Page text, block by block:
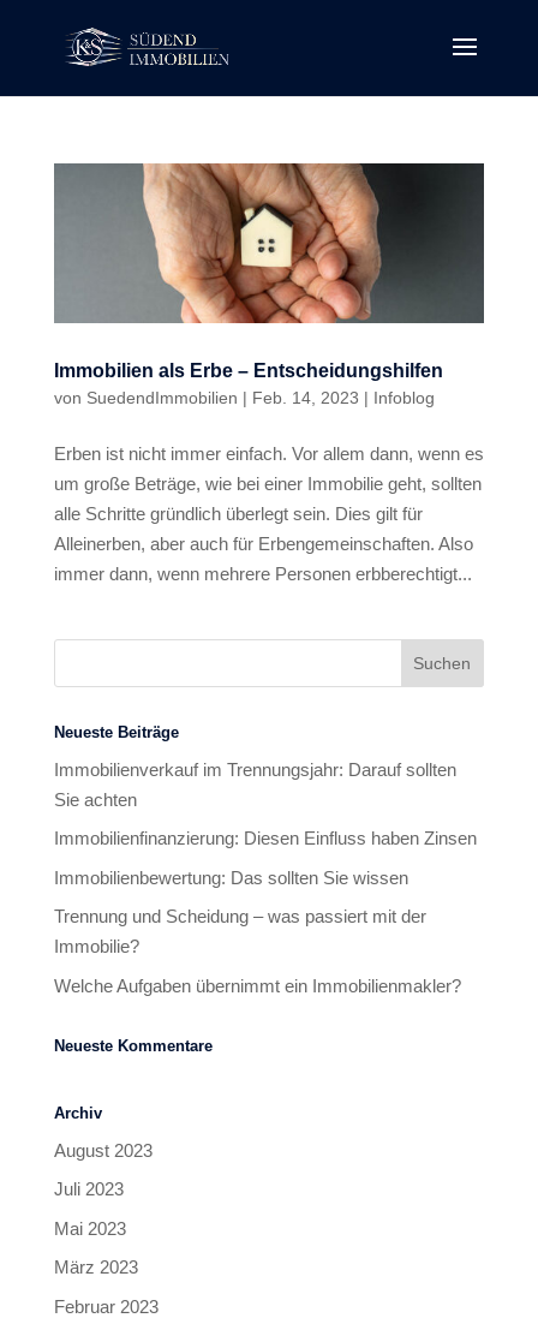
Immobilien als Erbe – Entscheidungshilfen
von SuedendImmobilien | Feb. 14, 2023 | Infoblog
Erben ist nicht immer einfach. Vor allem dann, wenn es
um große Beträge, wie bei einer Immobilie geht, sollten
alle Schritte gründlich überlegt sein. Dies gilt für
Alleinerben, aber auch für Erbengemeinschaften. Also
immer dann, wenn mehrere Personen erbberechtigt...
Neueste Beiträge
Immobilienverkauf im Trennungsjahr: Darauf sollten
Sie achten
Immobilienfinanzierung: Diesen Einfluss haben Zinsen
Immobilienbewertung: Das sollten Sie wissen
Trennung und Scheidung – was passiert mit der
Immobilie?
Welche Aufgaben übernimmt ein Immobilienmakler?
Neueste Kommentare
Archiv
August 2023
Juli 2023
Mai 2023
März 2023
Februar 2023